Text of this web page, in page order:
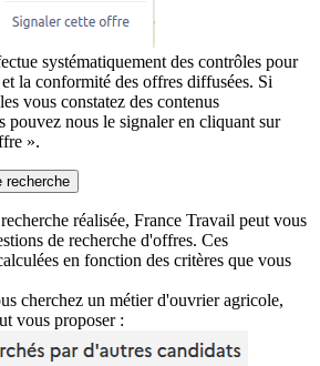
systématiquement des contrôles pour
la conformité des offres diffusées. Si
vous constatez des contenus
pouvez nous le signaler en cliquant sur
».
recherche
réalisée, France Travail peut vous
de recherche d'offres. Ces
en fonction des critères que vous
cherchez un métier d'ouvrier agricole,
vous proposer :